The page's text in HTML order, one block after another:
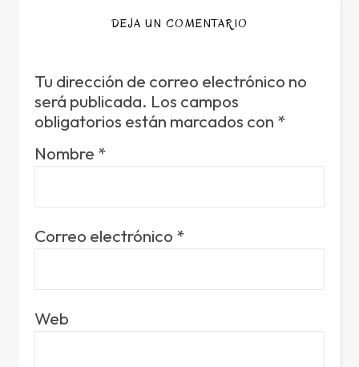
DEJA UN COMENTARIO
Tu dirección de correo electrónico no
será publicada. Los campos
obligatorios están marcados con *
Nombre *
Correo electrónico *
Web